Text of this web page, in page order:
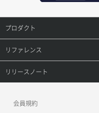
ネットワーク一覧取得
メンバー更新
メンバー詳細取得
メンバー追加
オブジェクト複製
オブジェクト詳細取得
コンテナ一覧取得
コンテナ作成
コンテナ削除
レコード更新
レコード詳細取得
プロダクト
プロダクトトップ
ConoHa VPS(Ver.3.0)
ConoHa for GAME
リファレンス
リファレンストップ
リリースノート
会員規約